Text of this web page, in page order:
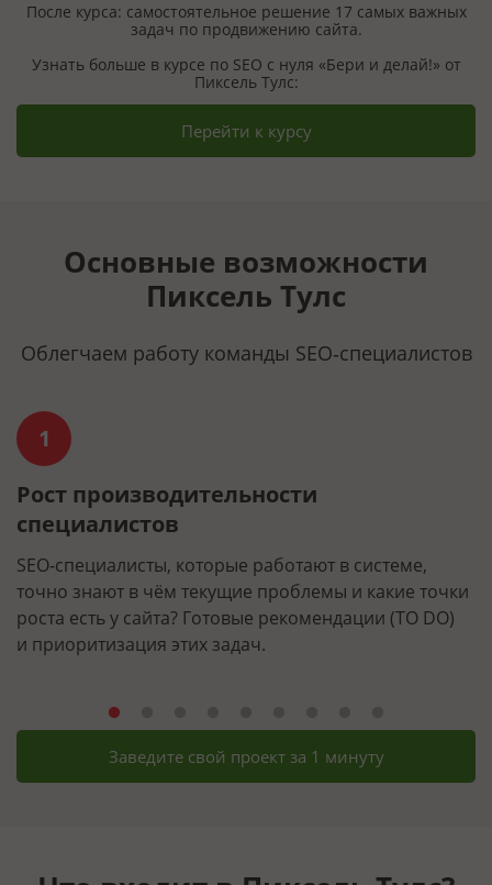
После курса: самостоятельное решение 17 самых важных
задач по продвижению сайта.
Узнать больше в курсе по SEO с нуля «Бери и делай!» от
Пиксель Тулс:
Перейти к курсу
Основные возможности
Пиксель Тулс
Облегчаем работу команды SEO‑специалистов
1
Рост производительности
специалистов
SEO‑специалисты, которые работают в системе,
точно знают в чём текущие проблемы и какие точки
роста есть у сайта? Готовые рекомендации (TO DO)
и приоритизация этих задач.
Заведите свой проект за 1 минуту